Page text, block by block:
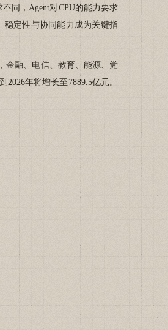
同，Agent对CPU的能力要求
稳定性与协同能力成为关键指
金融、电信、教育、能源、党
年将增长至7889.5亿元。